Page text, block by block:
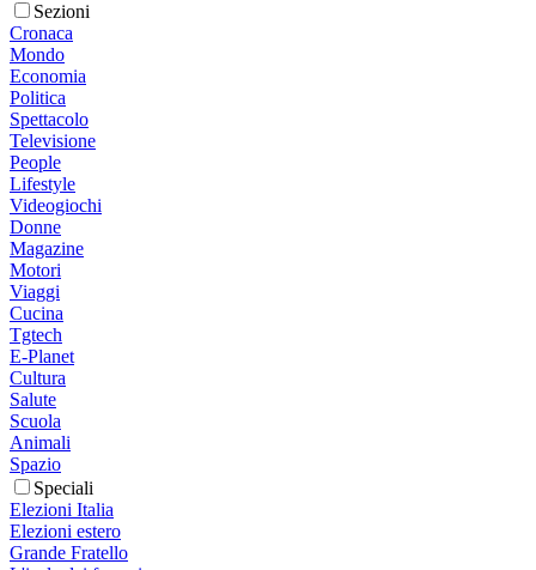
Sezioni
Cronaca
Mondo
Economia
Politica
Spettacolo
Televisione
People
Lifestyle
Videogiochi
Donne
Magazine
Motori
Viaggi
Cucina
Tgtech
E-Planet
Cultura
Salute
Scuola
Animali
Spazio
Speciali
Elezioni Italia
Elezioni estero
Grande Fratello